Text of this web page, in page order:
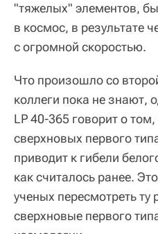
"тяжелых" элементов,
в космос, в результате
с огромной скоростью.
Что произошло со
коллеги пока не знают,
LP 40-365 говорит о
сверхновых первого
приводит к гибели
как считалось ранее.
ученых пересмотреть ту
сверхновые первого